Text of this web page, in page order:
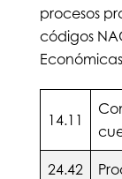
procesos
códigos
14.11
24.42